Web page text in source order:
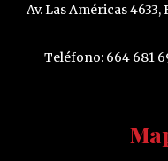
Av. Las Américas 4633,
Teléfono: 664 681